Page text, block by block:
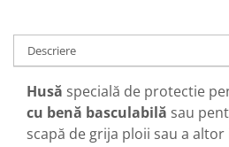
Cu 3 Roti
Cu 3 Roti fara Permis
Cu 4 Roti
Cu Pedale
Fara Permis
Descriere
Husă specială de protectie
cu benă basculabilă sau
scapă de grija ploii sau a